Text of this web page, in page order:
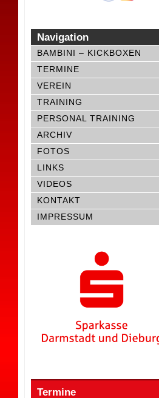
Navigation
BAMBINI – KICKBOXEN
TERMINE
VEREIN
TRAINING
PERSONAL TRAINING
ARCHIV
FOTOS
LINKS
VIDEOS
KONTAKT
IMPRESSUM
Termine